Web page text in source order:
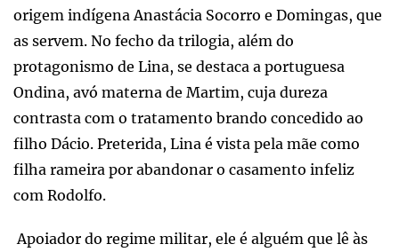
origem indígena Anastácia Socorro e Domingas, que
as servem. No fecho da trilogia, além do
protagonismo de Lina, se destaca a portuguesa
Ondina, avó materna de Martim, cuja dureza
contrasta com o tratamento brando concedido ao
filho Dácio. Preterida, Lina é vista pela mãe como
filha rameira por abandonar o casamento infeliz
com Rodolfo.
Apoiador do regime militar, ele é alguém que lê às